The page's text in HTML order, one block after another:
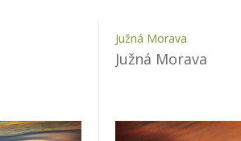
Južná Morava
Južná Morava